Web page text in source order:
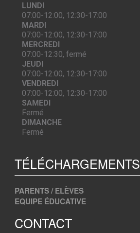
LUNDI
07:00-12:00, 12:30-17:00
MARDI
07:00-12:00, 12:30-17:00
MERCREDI
07:00-12:30, fermé
JEUDI
07:00-12:00, 12:30-17:00
VENDREDI
07:00-12:00, 12:30-17:00
SAMEDI
Fermé
DIMANCHE
Fermé
TÉLÉCHARGEMENTS
PARENTS / ELÈVES
EQUIPE ÉDUCATIVE
CONTACT